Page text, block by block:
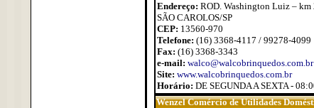
Endereço: ROD. Washington Luiz – km
SÃO CAROLOS/SP
CEP: 13560-970
Telefone: (16) 3368-4117 / 99278-4099
Fax: (16) 3368-3343
e-mail: walco@walcobrinquedos.com.br
Site: www.walcobrinquedos.com.br
Horário: DE SEGUNDA A SEXTA -
Wenzel Comércio de Utilidades